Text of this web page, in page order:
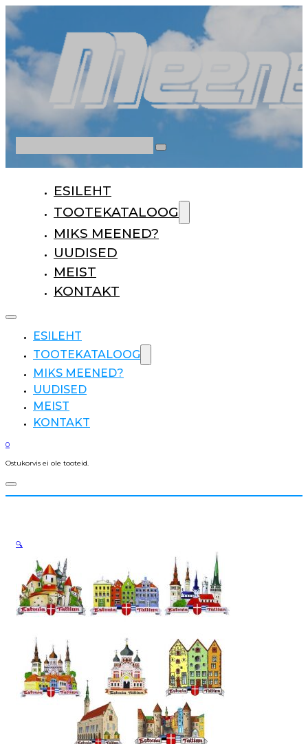
ESILEHT
TOOTEKATALOOG
MIKS MEENED?
UUDISED
MEIST
KONTAKT
ESILEHT
TOOTEKATALOOG
MIKS MEENED?
UUDISED
MEIST
KONTAKT
0
Ostukorvis ei ole tooteid.
🔍